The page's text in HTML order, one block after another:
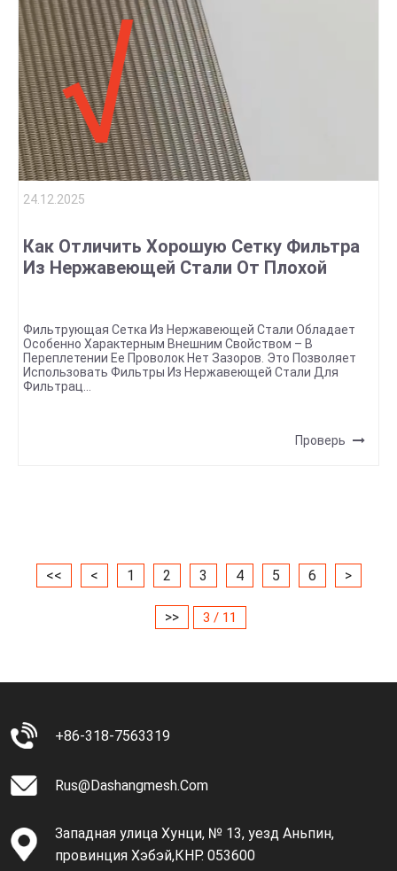
24.12.2025
Как Отличить Хорошую Сетку Фильтра
Из Нержавеющей Стали От Плохой
Фильтрующая Сетка Из Нержавеющей Стали Обладает
Особенно Характерным Внешним Свойством – В
Переплетении Ее Проволок Нет Зазоров. Это Позволяет
Использовать Фильтры Из Нержавеющей Стали Для
Фильтрац...
Проверь
<< < 1 2 3 4 5 6 >
>> 3 / 11
+86-318-7563319
Rus@dashangmesh.com
Западная улица Хунци, № 13, уезд Аньпин,
провинция Хэбэй,КНР. 053600